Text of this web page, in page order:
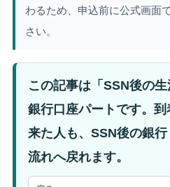
わるため、申込前に公式画面
さい。
この記事は「SSN後の
銀行口座パートです。
来た人も、SSN後の銀
流れへ戻れます。